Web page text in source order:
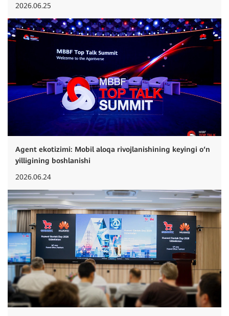
2026.06.25
Agent ekotizimi: Mobil aloqa rivojlanishining keyingi o‘n
yilligining boshlanishi
2026.06.24